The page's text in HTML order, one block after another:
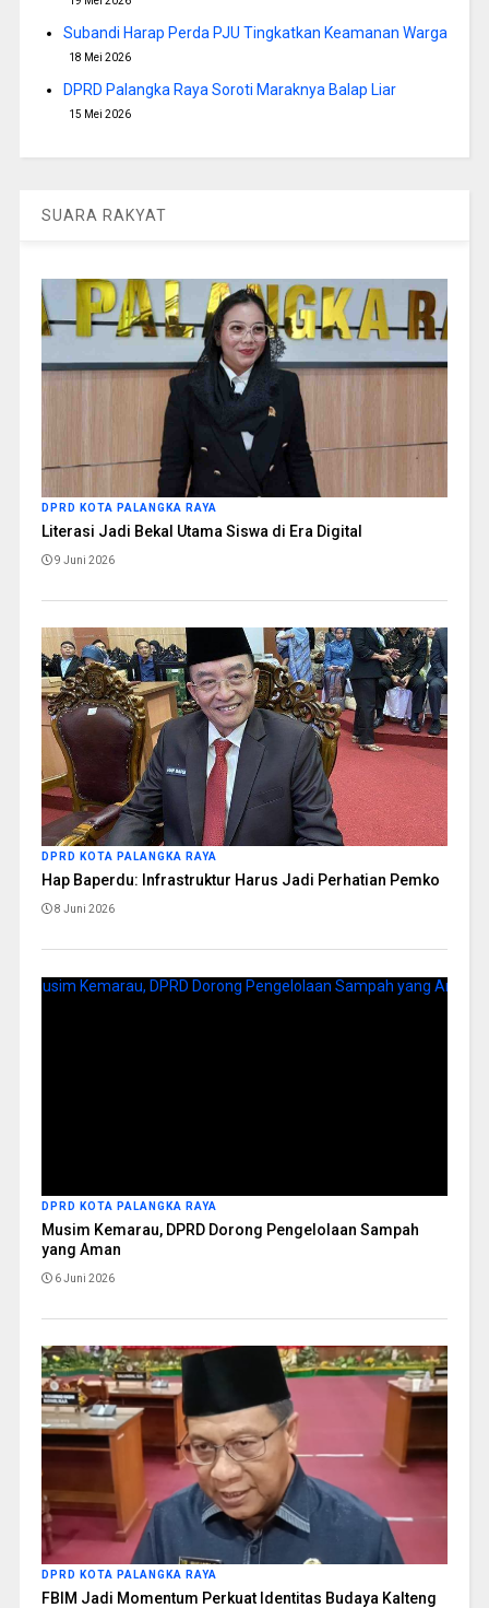
Subandi Harap Perda PJU Tingkatkan Keamanan Warga
18 Mei 2026
DPRD Palangka Raya Soroti Maraknya Balap Liar
15 Mei 2026
SUARA RAKYAT
DPRD KOTA PALANGKA RAYA
Literasi Jadi Bekal Utama Siswa di Era Digital
9 Juni 2026
DPRD KOTA PALANGKA RAYA
Hap Baperdu: Infrastruktur Harus Jadi Perhatian Pemko
8 Juni 2026
DPRD KOTA PALANGKA RAYA
Musim Kemarau, DPRD Dorong Pengelolaan Sampah
yang Aman
6 Juni 2026
DPRD KOTA PALANGKA RAYA
FBIM Jadi Momentum Perkuat Identitas Budaya Kalteng